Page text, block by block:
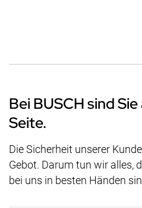
Bei BUSCH sind
Seite.
Die Sicherheit unserer
Gebot. Darum tun wir alles,
bei uns in besten Händen